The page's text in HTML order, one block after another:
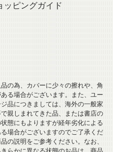
ッピングガイド
の為、カバーに少々の擦れや、角
る場合がございます。また、ユー
品につきましては、海外の一般家
親しまれてきた品、または書店の
態にもよりますが経年劣化による
場合がございますのでご了承くだ
の説明をご参考ください。なお、